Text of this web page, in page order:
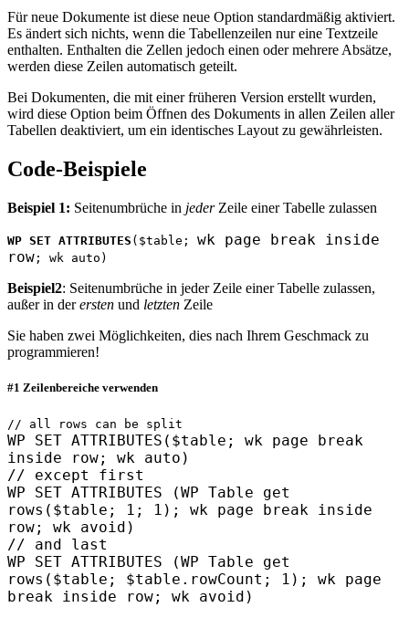
Für neue Dokumente ist diese neue Option standardmäßig aktiviert.
Es ändert sich nichts, wenn die Tabellenzeilen nur eine Textzeile
enthalten. Enthalten die Zellen jedoch einen oder mehrere Absätze,
werden diese Zeilen automatisch geteilt.
Bei Dokumenten, die mit einer früheren Version erstellt wurden,
wird diese Option beim Öffnen des Dokuments in allen Zeilen aller
Tabellen deaktiviert, um ein identisches Layout zu gewährleisten.
Code-Beispiele
Beispiel 1: Seitenumbrüche in jederZeile einer Tabelle zulassen
WP SET ATTRIBUTES ( $table ; wk page break inside
row ; wk auto )
Beispiel2: Seitenumbrüche in jeder Zeile einer Tabelle zulassen,
außer in derersten und letzten Zeile
Sie haben zwei Möglichkeiten, dies nach Ihrem Geschmack zu
programmieren!
#1 Zeilenbereiche verwenden
// all rows can be split
WP SET ATTRIBUTES ($table; wk page break
inside row; wk auto )
// except first
WP SET ATTRIBUTES (WP Table get
rows ( $table ; 1; 1); wk page break inside
row; wk avoid )
// and last
WP SET ATTRIBUTES (WP Table get
rows ( $table ; $table . rowCount ; 1); wk page
break inside row; wk avoid )